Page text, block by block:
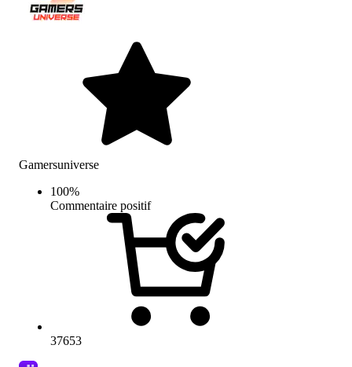
Gamersuniverse
100%
Commentaire positif
37653